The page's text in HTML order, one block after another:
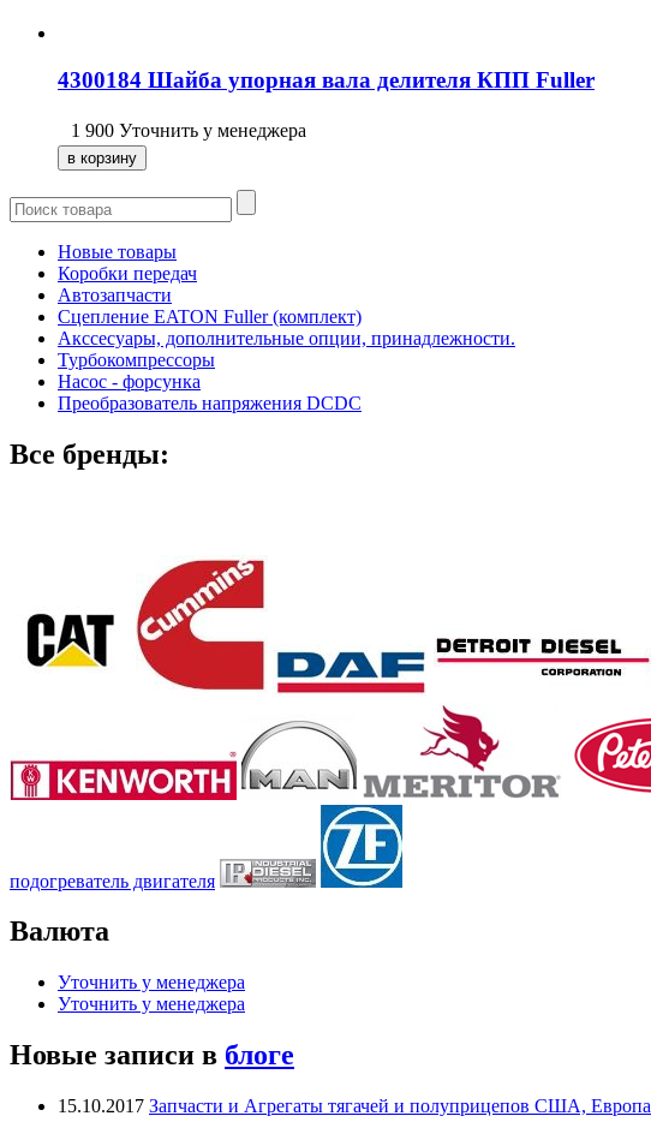
4300184 Шайба упорная вала делителя КПП Fuller
1 900 Уточнить у менеджера
Новые товары
Коробки передач
Автозапчасти
Сцепление EATON Fuller (комплект)
Акссесуары, дополнительные опции, принадлежности.
Турбокомпрессоры
Насос - форсунка
Преобразователь напряжения DCDC
Все бренды:
подогреватель двигателя
Валюта
Уточнить у менеджера
Уточнить у менеджера
Новые записи в блоге
15.10.2017 Запчасти и Агрегаты тягачей и полуприцепов США, Европа